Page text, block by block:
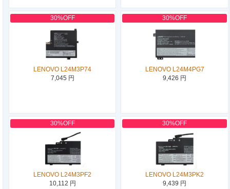
30%OFF
LENOVO L24M3P74
7,045 円
30%OFF
LENOVO L24M4PG7
9,426 円
30%OFF
LENOVO L24M3PF2
10,112 円
30%OFF
LENOVO L24M3PK2
9,439 円